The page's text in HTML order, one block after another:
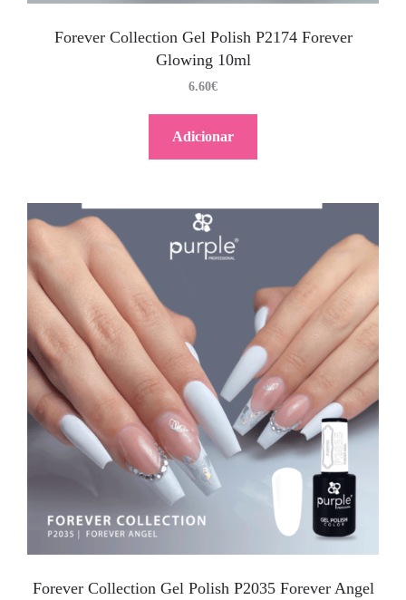
Forever Collection Gel Polish P2174 Forever
Glowing 10ml
6.60€
Adicionar
Forever Collection Gel Polish P2035 Forever Angel